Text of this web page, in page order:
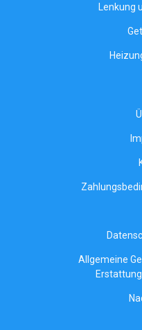
Lenkung
Allgemeine